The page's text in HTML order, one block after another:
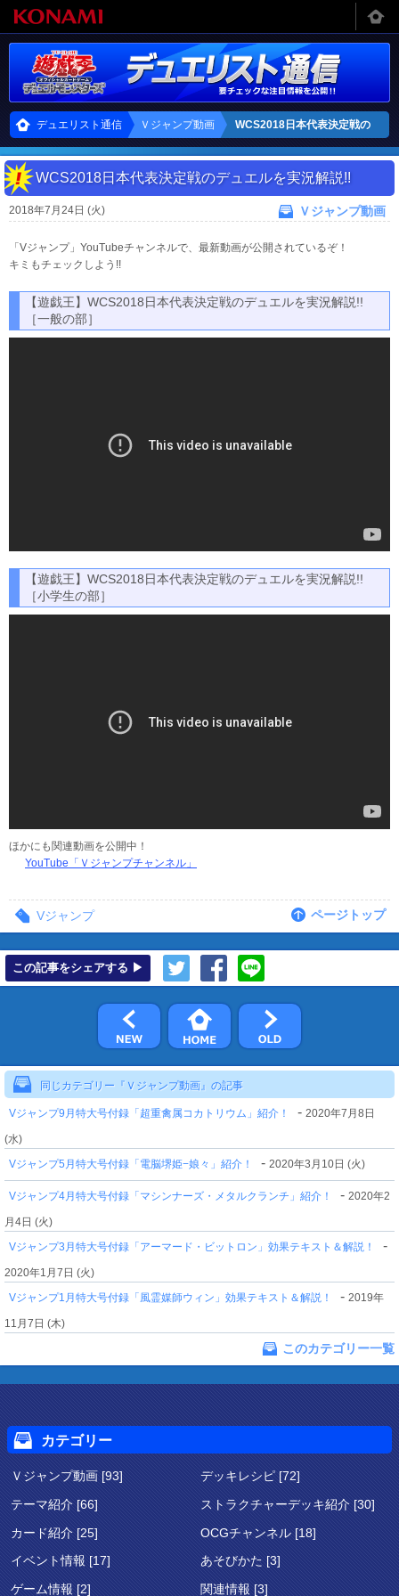
デュエリスト通信 Ｖジャンプ動画 WCS2018日本代表決定戦の
デュエルを実況解説!!
WCS2018日本代表決定戦のデュエルを実況解説!!
Ｖジャンプ動画
2018年7月24日 (火)
「Vジャンプ」YouTubeチャンネルで、最新動画が公開されているぞ！
キミもチェックしよう!!
【遊戯王】WCS2018日本代表決定戦のデュエルを実況解説!!
［一般の部］
【遊戯王】WCS2018日本代表決定戦のデュエルを実況解説!!
［小学生の部］
ほかにも関連動画を公開中！
YouTube「Ｖジャンプチャンネル」
Vジャンプ ページトップ
この記事をシェアする ▶
同じカテゴリー『Ｖジャンプ動画』の記事
Vジャンプ9月特大号付録「超重禽属コカトリウム」紹介！ - 2020年7月8日
(水)
Vジャンプ5月特大号付録「電脳堺姫−娘々」紹介！
- 2020年3月10日 (火)
Vジャンプ4月特大号付録「マシンナーズ・メタルクランチ」紹介！ - 2020年2
月4日 (火)
Vジャンプ3月特大号付録「アーマード・ビットロン」効果テキスト＆解説！
-
2020年1月7日 (火)
Vジャンプ1月特大号付録「風霊媒師ウィン」効果テキスト＆解説！
- 2019年
11月7日 (木)
このカテゴリー一覧
カテゴリー
Ｖジャンプ動画 [93]
デッキレシピ [72]
テーマ紹介 [66]
ストラクチャーデッキ紹介 [30]
カード紹介 [25]
OCGチャンネル [18]
イベント情報 [17]
あそびかた [3]
ゲーム情報 [2]
関連情報 [3]